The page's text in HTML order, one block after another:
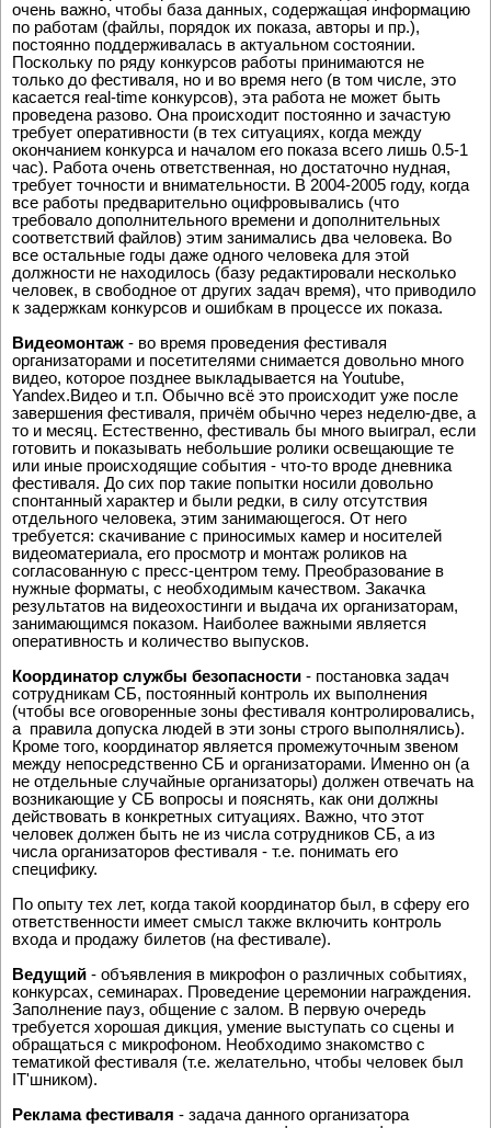
показа конкурсных работ, голосования и подведения итогов,
очень важно, чтобы база данных, содержащая информацию
по работам (файлы, порядок их показа, авторы и пр.),
постоянно поддерживалась в актуальном состоянии.
Поскольку по ряду конкурсов работы принимаются не
только до фестиваля, но и во время него (в том числе, это
касается real-time конкурсов), эта работа не может быть
проведена разово. Она происходит постоянно и зачастую
требует оперативности (в тех ситуациях, когда между
окончанием конкурса и началом его показа всего лишь 0.5-1
час). Работа очень ответственная, но достаточно нудная,
требует точности и внимательности. В 2004-2005 году, когда
все работы предварительно оцифровывались (что
требовало дополнительного времени и дополнительных
соответствий файлов) этим занимались два человека. Во
все остальные годы даже одного человека для этой
должности не находилось (базу редактировали несколько
человек, в свободное от других задач время), что приводило
Видеомонтаж- во время проведения фестиваля
организаторами и посетителями снимается довольно много
видео, которое позднее выкладывается на Youtube,
Yandex.Видео и т.п. Обычно всё это происходит уже после
завершения фестиваля, причём обычно через неделю-две, а
то и месяц. Естественно, фестиваль бы много выиграл, если
готовить и показывать небольшие ролики освещающие те
или иные происходящие события - что-то вроде дневника
фестиваля. До сих пор такие попытки носили довольно
спонтанный характер и были редки, в силу отсутствия
отдельного человека, этим занимающегося. От него
требуется: скачивание с приносимых камер и носителей
видеоматериала, его просмотр и монтаж роликов на
согласованную с пресс-центром тему. Преобразование в
нужные форматы, с необходимым качеством. Закачка
результатов на видеохостинги и выдача их организаторам,
занимающимся показом. Наиболее важными является
Координатор службы безопасности- постановка задач
сотрудникам СБ, постоянный контроль их выполнения
(чтобы все оговоренные зоны фестиваля контролировались,
а правила допуска людей в эти зоны строго выполнялись).
Кроме того, координатор является промежуточным звеном
между непосредственно СБ и организаторами. Именно он (а
не отдельные случайные организаторы) должен отвечать на
возникающие у СБ вопросы и пояснять, как они должны
действовать в конкретных ситуациях. Важно, что этот
человек должен быть не из числа сотрудников СБ, а из
числа организаторов фестиваля - т.е. понимать его
По опыту тех лет, когда такой координатор был, в сферу его
ответственности имеет смысл также включить контроль
Ведущий- объявления в микрофон о различных событиях,
конкурсах, семинарах. Проведение церемонии награждения.
Заполнение пауз, общение с залом. В первую очередь
требуется хорошая дикция, умение выступать со сцены и
обращаться с микрофоном. Необходимо знакомство с
тематикой фестиваля (т.е. желательно, чтобы человек был